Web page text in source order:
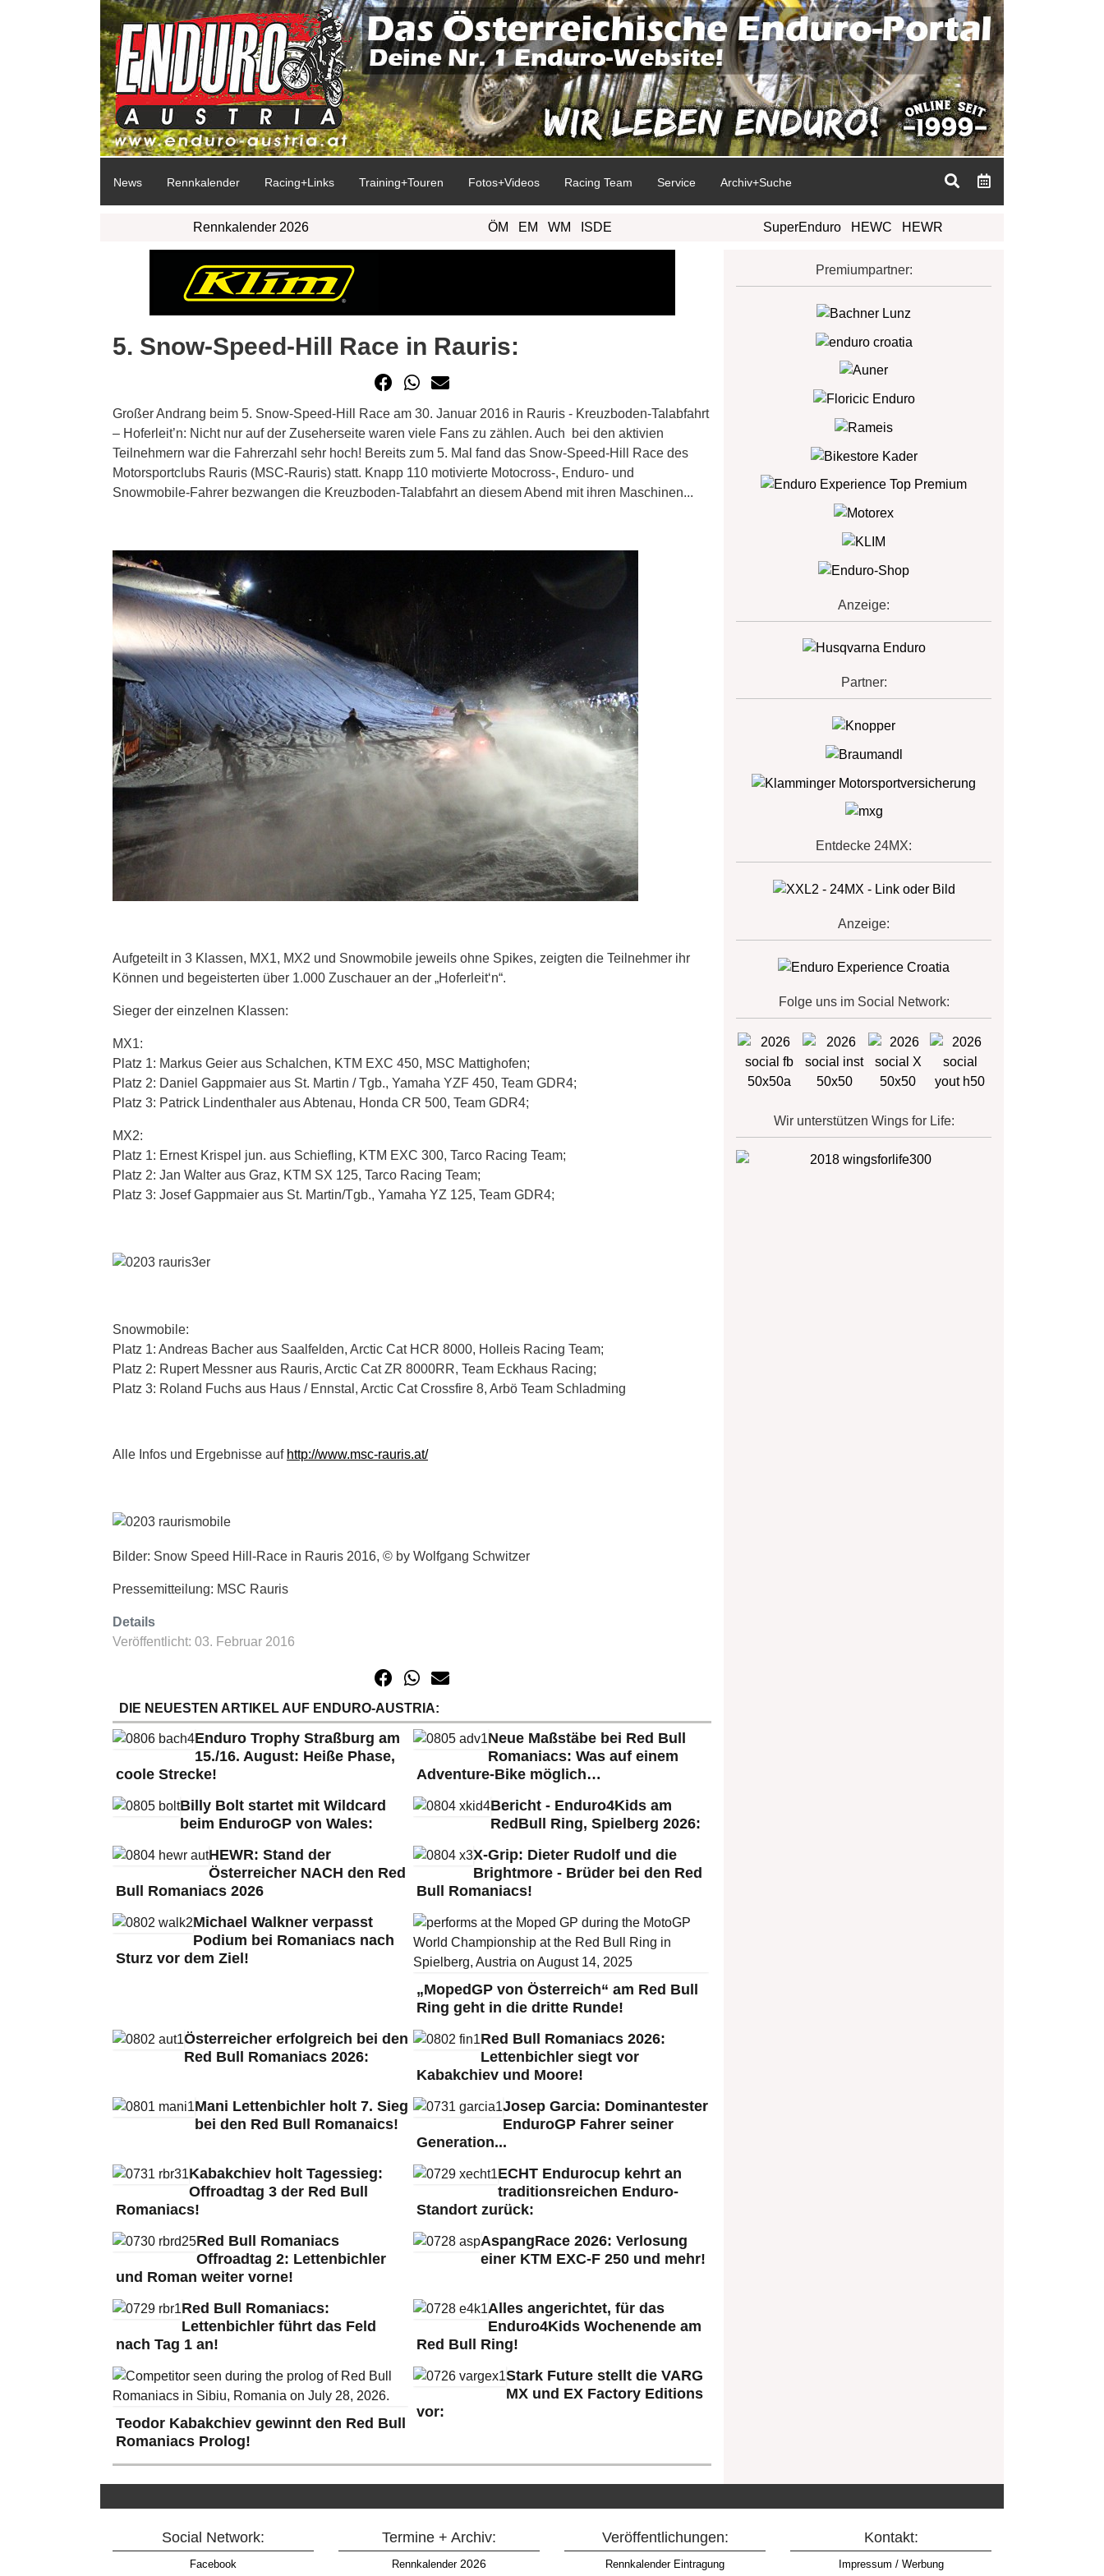
News Rennkalender Racing+Links Training+Touren Fotos+Videos Racing Team Service Archiv+Suche
Rennkalender 2026 ÖM EM WM ISDE SuperEnduro HEWC HEWR
5. Snow-Speed-Hill Race in Rauris:
Großer Andrang beim 5. Snow-Speed-Hill Race am 30. Januar 2016 in Rauris - Kreuzboden-Talabfahrt
– Hoferleit’n: Nicht nur auf der Zuseherseite waren viele Fans zu zählen. Auch bei den aktivien
Teilnehmern war die Fahrerzahl sehr hoch! Bereits zum 5. Mal fand das Snow-Speed-Hill Race des
Motorsportclubs Rauris (MSC-Rauris) statt. Knapp 110 motivierte Motocross-, Enduro- und
Snowmobile-Fahrer bezwangen die Kreuzboden-Talabfahrt an diesem Abend mit ihren Maschinen...
Aufgeteilt in 3 Klassen, MX1, MX2 und Snowmobile jeweils ohne Spikes, zeigten die Teilnehmer ihr
Können und begeisterten über 1.000 Zuschauer an der „Hoferleit‘n“.
Sieger der einzelnen Klassen:
MX1:
Platz 1: Markus Geier aus Schalchen, KTM EXC 450, MSC Mattighofen;
Platz 2: Daniel Gappmaier aus St. Martin / Tgb., Yamaha YZF 450, Team GDR4;
Platz 3: Patrick Lindenthaler aus Abtenau, Honda CR 500, Team GDR4;
MX2:
Platz 1: Ernest Krispel jun. aus Schiefling, KTM EXC 300, Tarco Racing Team;
Platz 2: Jan Walter aus Graz, KTM SX 125, Tarco Racing Team;
Platz 3: Josef Gappmaier aus St. Martin/Tgb., Yamaha YZ 125, Team GDR4;
Snowmobile:
Platz 1: Andreas Bacher aus Saalfelden, Arctic Cat HCR 8000, Holleis Racing Team;
Platz 2: Rupert Messner aus Rauris, Arctic Cat ZR 8000RR, Team Eckhaus Racing;
Platz 3: Roland Fuchs aus Haus / Ennstal, Arctic Cat Crossfire 8, Arbö Team Schladming
Alle Infos und Ergebnisse auf http://www.msc-rauris.at/
Bilder: Snow Speed Hill-Race in Rauris 2016, © by Wolfgang Schwitzer
Pressemitteilung: MSC Rauris
Details
Veröffentlicht: 03. Februar 2016
DIE NEUESTEN ARTIKEL AUF ENDURO-AUSTRIA:
Enduro Trophy Straßburg am
15./16. August: Heiße Phase,
coole Strecke!
Neue Maßstäbe bei Red Bull
Romaniacs: Was auf einem
Adventure-Bike möglich…
Billy Bolt startet mit Wildcard
beim EnduroGP von Wales:
Bericht - Enduro4Kids am
RedBull Ring, Spielberg 2026:
HEWR: Stand der
Österreicher NACH den Red
Bull Romaniacs 2026
X-Grip: Dieter Rudolf und die
Brightmore - Brüder bei den Red
Bull Romaniacs!
Michael Walkner verpasst
Podium bei Romaniacs nach
Sturz vor dem Ziel!
„MopedGP von Österreich“ am Red Bull
Ring geht in die dritte Runde!
Österreicher erfolgreich bei den
Red Bull Romaniacs 2026:
Red Bull Romaniacs 2026:
Lettenbichler siegt vor
Kabakchiev und Moore!
Mani Lettenbichler holt 7. Sieg
bei den Red Bull Romanaics!
Josep Garcia: Dominantester
EnduroGP Fahrer seiner
Generation...
Kabakchiev holt Tagessieg:
Offroadtag 3 der Red Bull
Romaniacs!
ECHT Endurocup kehrt an
traditionsreichen Enduro-
Standort zurück:
Red Bull Romaniacs
Offroadtag 2: Lettenbichler
und Roman weiter vorne!
AspangRace 2026: Verlosung
einer KTM EXC-F 250 und mehr!
Red Bull Romaniacs:
Lettenbichler führt das Feld
nach Tag 1 an!
Alles angerichtet, für das
Enduro4Kids Wochenende am
Red Bull Ring!
Teodor Kabakchiev gewinnt den Red Bull
Romaniacs Prolog!
Stark Future stellt die VARG
MX und EX Factory Editions
vor:
Premiumpartner:
Anzeige:
Partner:
Entdecke 24MX:
Anzeige:
Folge uns im Social Network:
Wir unterstützen Wings for Life:
Social Network:
Facebook
Termine + Archiv:
Rennkalender2026
Veröffentlichungen:
Rennkalender Eintragung
Kontakt:
Impressum / Werbung